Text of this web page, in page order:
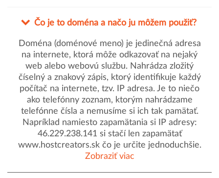
Čo je to doména a načo ju môžem použiť?
Doména (doménové meno) je jedinečná adresa
na internete, ktorá môže odkazovať na nejaký
web alebo webovú službu. Nahrádza zložitý
číselný a znakový zápis, ktorý identifikuje každý
počítač na internete, tzv. IP adresa. Je to niečo
ako telefónny zoznam, ktorým nahrádzame
telefónne čísla a nemusíme si ich tak pamätať.
Napríklad namiesto zapamätania si IP adresy:
46.229.238.141 si stačí len zapamätať
www.hostcreators.sk čo je určite jednoduchšie.
Zobraziť viac